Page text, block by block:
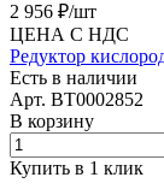
2 956 ₽/шт
ЦЕНА С НДС
Редуктор
Есть в наличии
Арт. BT0002852
В корзину
Купить в 1 клик